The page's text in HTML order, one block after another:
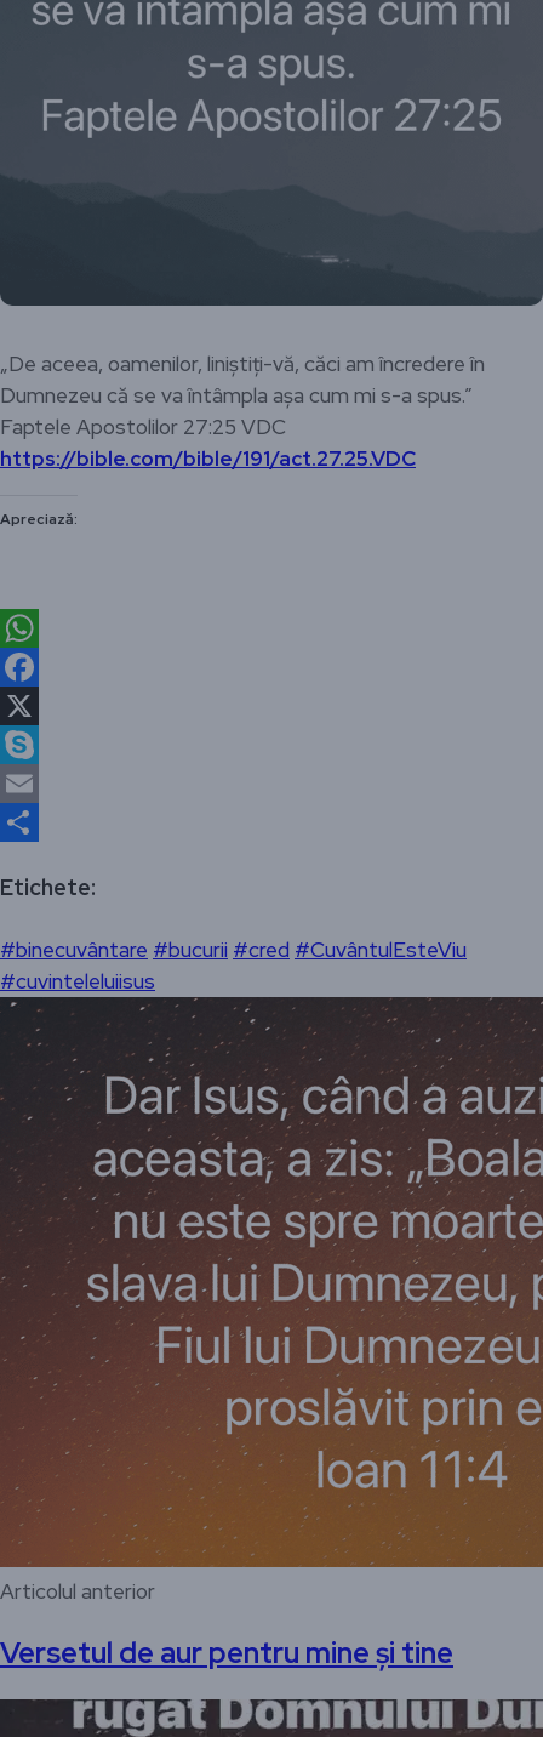
„De aceea, oamenilor, liniștiți-vă, căci am încredere în
Dumnezeu că se va întâmpla așa cum mi s-a spus.”
‭‭Faptele Apostolilor‬ ‭27‬:‭25‬ ‭VDC‬‬
https://bible.com/bible/191/act.27.25.VDC
Apreciază:
WhatsApp
Facebook
X
Skype
Email
Etichete:
#binecuvântare #bucurii #cred #CuvântulEsteViu
#cuvinteleluiisus
Articolul anterior
Versetul de aur pentru mine și tine